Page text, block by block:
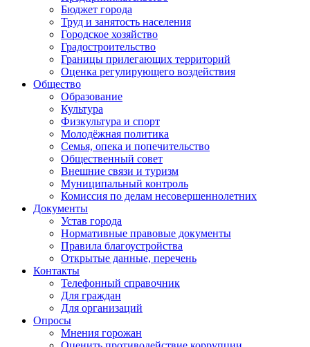
Бюджет города
Труд и занятость населения
Городское хозяйство
Градостроительство
Границы прилегающих территорий
Оценка регулирующего воздействия
Общество
Образование
Культура
Физкультура и спорт
Молодёжная политика
Семья, опека и попечительство
Общественный совет
Внешние связи и туризм
Муниципальный контроль
Комиссия по делам несовершеннолетних
Документы
Устав города
Нормативные правовые документы
Правила благоустройства
Открытые данные, перечень
Контакты
Телефонный справочник
Для граждан
Для организаций
Опросы
Мнения горожан